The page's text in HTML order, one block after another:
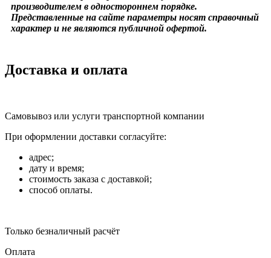
производителем в одностороннем порядке.
Представленные на сайте параметры носят справочный
характер и не являются публичной офертой.
Доставка и оплата
Самовывоз или услуги транспортной компании
При оформлении доставки согласуйте:
адрес;
дату и время;
стоимость заказа с доставкой;
способ оплаты.
Только безналичный расчёт
Оплата